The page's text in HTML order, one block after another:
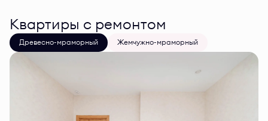
Квартиры с ремонтом
Древесно-мраморный Жемчужно-мраморный